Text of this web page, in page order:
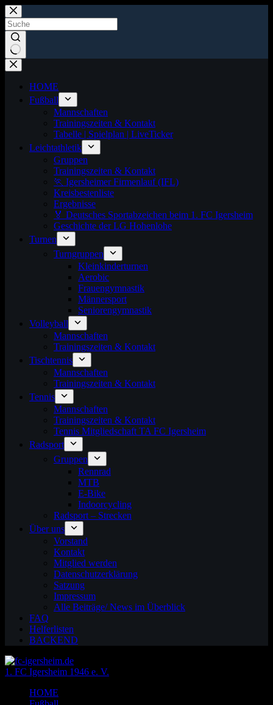
Zum
Inhalt
springen
Keine
Ergebnisse
HOME
Fußball
Mannschaften
Trainingszeiten & Kontakt
Tabelle | Spielplan | LiveTicker
Leichtathletik
Gruppen
Trainingszeiten & Kontakt
🏃 Igersheimer Firmenlauf (IFL)
Kreisbestenliste
Ergebnisse
🏅 Deutsches Sportabzeichen beim 1. FC Igersheim
Geschichte der LG Hohenlohe
Turnen
Turngruppen
Kleinkinderturnen
Aerobic
Frauengymnastik
Männersport
Seniorengymnastik
Volleyball
Mannschaften
Trainingszeiten & Kontakt
Tischtennis
Mannschaften
Trainingszeiten & Kontakt
Tennis
Mannschaften
Trainingszeiten & Kontakt
Tennis Mitgliedschaft TA FC Igersheim
Radsport
Gruppen
Rennrad
MTB
E-Bike
Indoorcycling
Radsport – Strecken
Über uns
Vorstand
Kontakt
Mitglied werden
Datenschutzerklärung
Satzung
Impressum
Alle Beiträge/ News im Überblick
FAQ
Helferlisten
BACKEND
1. FC Igersheim 1946 e. V.
HOME